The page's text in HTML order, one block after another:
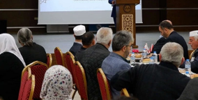
Ardahan Müftülüğü
Artvin Müftülüğü
Aydın Müftülüğü
Kudüs
Kurban
Mukabele
Hutbeler
DİYANET AKADEMİ
DİYANET GENÇLİK